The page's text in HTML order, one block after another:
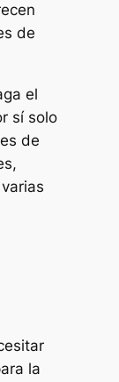
de
el
sí solo
de
la